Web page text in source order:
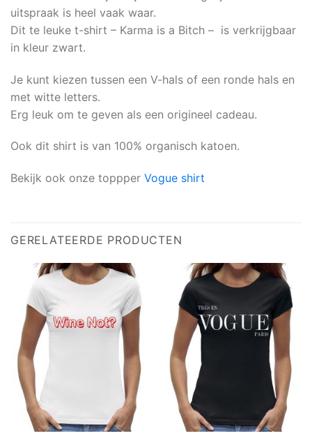
uitspraak is heel vaak waar.
Dit te leuke t-shirt – Karma is a Bitch – is verkrijgbaar
in kleur zwart.
Je kunt kiezen tussen een V-hals of een ronde hals en
met witte letters.
Erg leuk om te geven als een origineel cadeau.
Ook dit shirt is van 100% organisch katoen.
Bekijk ook onze toppper Vogue shirt
GERELATEERDE PRODUCTEN